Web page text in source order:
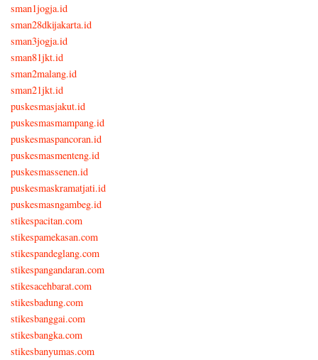
sman1jogja.id
sman28dkijakarta.id
sman3jogja.id
sman81jkt.id
sman2malang.id
sman21jkt.id
puskesmasjakut.id
puskesmasmampang.id
puskesmaspancoran.id
puskesmasmenteng.id
puskesmassenen.id
puskesmaskramatjati.id
puskesmasngambeg.id
stikespacitan.com
stikespamekasan.com
stikespandeglang.com
stikespangandaran.com
stikesacehbarat.com
stikesbadung.com
stikesbanggai.com
stikesbangka.com
stikesbanyumas.com